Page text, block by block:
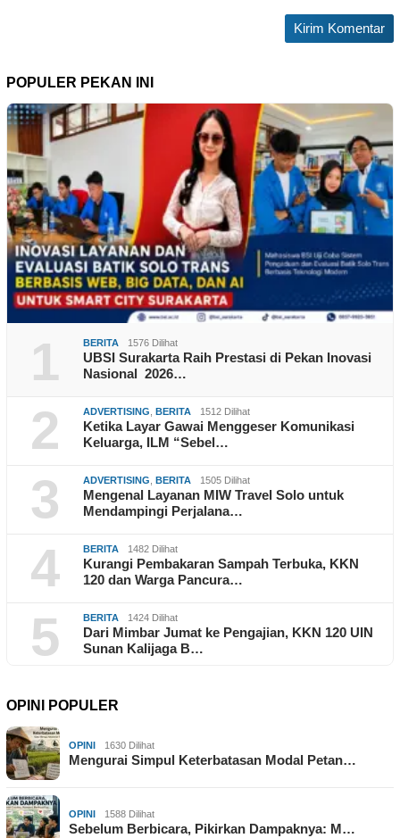
POPULER PEKAN INI
1 BERITA 1576 Dilihat
UBSI Surakarta Raih Prestasi di Pekan Inovasi
Nasional 2026…
2 ADVERTISING BERITA 1512 Dilihat
Ketika Layar Gawai Menggeser Komunikasi
Keluarga, ILM “Sebel…
3 ADVERTISING BERITA 1505 Dilihat
Mengenal Layanan MIW Travel Solo untuk
Mendampingi Perjalana…
4 BERITA 1482 Dilihat
Kurangi Pembakaran Sampah Terbuka, KKN
120 dan Warga Pancura…
5 BERITA 1424 Dilihat
Dari Mimbar Jumat ke Pengajian, KKN 120 UIN
Sunan Kalijaga B…
OPINI POPULER
OPINI 1630 Dilihat
Mengurai Simpul Keterbatasan Modal Petan…
OPINI 1588 Dilihat
Sebelum Berbicara, Pikirkan Dampaknya: M…